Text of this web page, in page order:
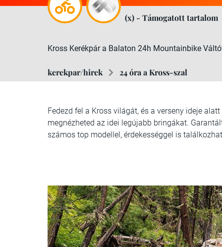
(x) - Támogatott tartalom
Kross Kerékpár a Balaton 24h Mountainbike
kerekpar/hirek 24 óra a Kross-szal
Fedezd fel a Kross világát, és a verseny ideje
megnézheted az idei legújabb bringákat.
számos top modellel, érdekességgel is